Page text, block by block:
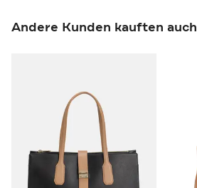
Andere Kunden kauften auch